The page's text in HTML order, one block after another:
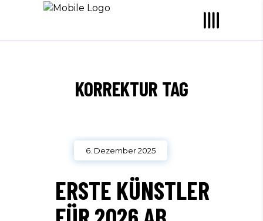
KORREKTUR TAG
6. Dezember 2025
ERSTE KÜNSTLER